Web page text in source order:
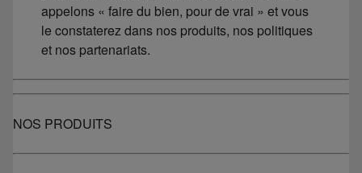
appelons « faire du bien, pour de vrai » et vous
le constaterez dans nos produits, nos politiques
et nos partenariats.
NOS PRODUITS